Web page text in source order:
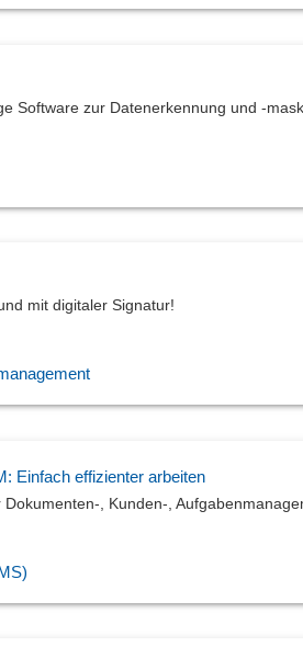
Software zur Datenerkennung und -
mit digitaler Signatur!
Einfach effizienter arbeiten
, Kunden-,